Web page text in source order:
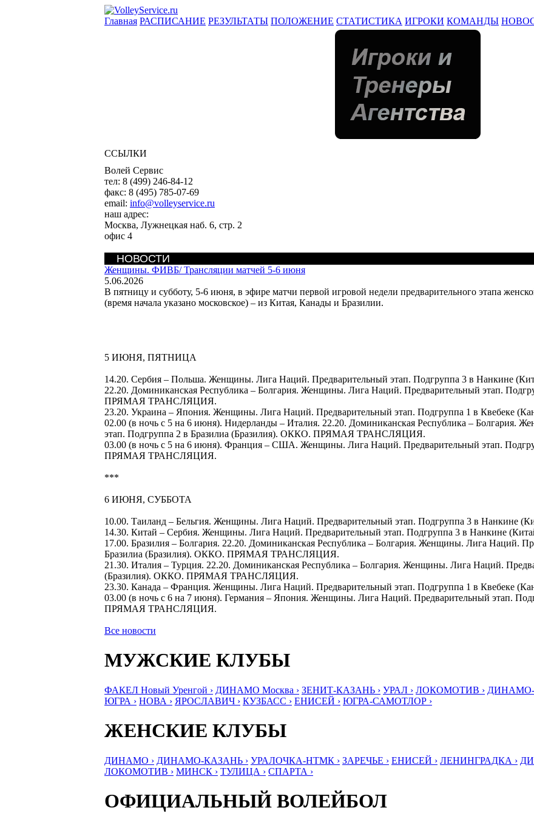
Главная РАСПИСАНИЕ РЕЗУЛЬТАТЫ ПОЛОЖЕНИЕ СТАТИСТИКА ИГРОКИ КОМАНДЫ
ССЫЛКИ
Волей Сервис
тел: 8 (499) 246-84-12
факс: 8 (495) 785-07-69
email: info@volleyservice.ru
наш адрес:
Москва, Лужнецкая наб. 6, стр. 2
офис 4
НОВОСТИ
Женщины. ФИВБ/Трансляции матчей 5-6 июня
5.06.2026
В пятницу и субботу, 5-6 июня, в эфире матчи первой игровой недели предварительного этапа
(время начала указано московское) – из Китая, Канады и Бразилии.
5 ИЮНЯ, ПЯТНИЦА
14.20. Сербия – Польша. Женщины. Лига Наций. Предварительный этап. Подгруппа 3 в
22.20. Доминиканская Республика – Болгария. Женщины. Лига Наций. Предварительный этап.
ПРЯМАЯ ТРАНСЛЯЦИЯ.
23.20. Украина – Япония. Женщины. Лига Наций. Предварительный этап. Подгруппа 1 в
02.00 (в ночь с 5 на 6 июня). Нидерланды – Италия. 22.20. Доминиканская Республика – Болгария.
этап. Подгруппа 2 в Бразилиа (Бразилия). ОККО. ПРЯМАЯ ТРАНСЛЯЦИЯ.
03.00 (в ночь с 5 на 6 июня). Франция – США. Женщины. Лига Наций. Предварительный этап.
ПРЯМАЯ ТРАНСЛЯЦИЯ.
***
6 ИЮНЯ, СУББОТА
10.00. Таиланд – Бельгия. Женщины. Лига Наций. Предварительный этап. Подгруппа 3 в
14.30. Китай – Сербия. Женщины. Лига Наций. Предварительный этап. Подгруппа 3 в
17.00. Бразилия – Болгария. 22.20. Доминиканская Республика – Болгария. Женщины. Лига Наций.
Бразилиа (Бразилия). ОККО. ПРЯМАЯ ТРАНСЛЯЦИЯ.
21.30. Италия – Турция. 22.20. Доминиканская Республика – Болгария. Женщины. Лига Наций.
(Бразилия). ОККО. ПРЯМАЯ ТРАНСЛЯЦИЯ.
23.30. Канада – Франция. Женщины. Лига Наций. Предварительный этап. Подгруппа 1 в
03.00 (в ночь с 6 на 7 июня). Германия – Япония. Женщины. Лига Наций. Предварительный этап.
ПРЯМАЯ ТРАНСЛЯЦИЯ.
Все новости
МУЖСКИЕ КЛУБЫ
ФАКЕЛ Новый Уренгой › ДИНАМО Москва › ЗЕНИТ-КАЗАНЬ › УРАЛ › ЛОКОМОТИВ › ДИНАМО-
ЮГРА › НОВА › ЯРОСЛАВИЧ › КУЗБАСС › ЕНИСЕЙ › ЮГРА-САМОТЛОР ›
ЖЕНСКИЕ КЛУБЫ
ДИНАМО › ДИНАМО-КАЗАНЬ › УРАЛОЧКА-НТМК › ЗАРЕЧЬЕ › ЕНИСЕЙ › ЛЕНИНГРАДКА ›
ЛОКОМОТИВ › МИНСК › ТУЛИЦА › СПАРТА ›
ОФИЦИАЛЬНЫЙ ВОЛЕЙБОЛ